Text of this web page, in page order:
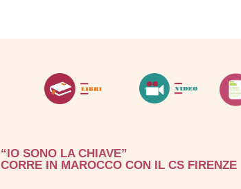
“IO SONO LA CHIAVE”
CORRE IN MAROCCO CON IL CS FIRENZE